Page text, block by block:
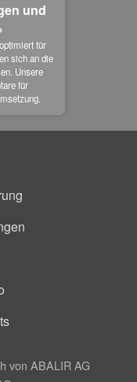
und
für
sich an die
Unsere
für
von ABALIR AG